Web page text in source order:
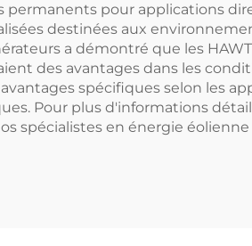
pour applications
destinées aux
a démontré que les
des avantages dans les
spécifiques selon les
Pour plus d'informations
spécialistes en énergie